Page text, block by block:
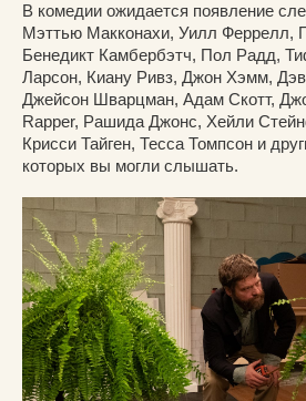
В комедии ожидается появление
Мэттью Макконахи, Уилл Феррелл,
Бенедикт Камбербэтч, Пол Радд,
Ларсон, Киану Ривз, Джон Хэмм,
Джейсон Шварцман, Адам Скотт,
Rapper, Рашида Джонс, Хейли
Крисси Тайген, Тесса Томпсон и
которых вы могли слышать.